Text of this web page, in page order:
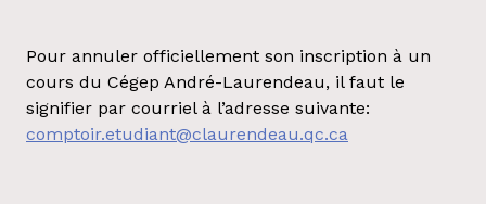
Pour annuler officiellement son inscription à un
cours du Cégep André-Laurendeau, il faut le
signifier par courriel à l’adresse suivante:
comptoir.etudiant@claurendeau.qc.ca